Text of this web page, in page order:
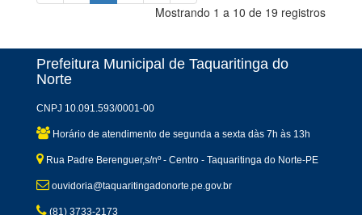
Mostrando 1 a 10 de 19 registros
Prefeitura Municipal de Taquaritinga do
Norte
CNPJ 10.091.593/0001-00
Horário de atendimento de segunda a sexta dàs 7h às 13h
Rua Padre Berenguer,s/nº - Centro - Taquaritinga do Norte-PE
ouvidoria@taquaritingadonorte.pe.gov.br
(81) 3733-2173